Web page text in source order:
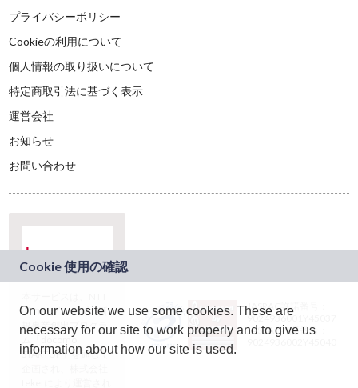
プライバシーポリシー
Cookieの利用について
個人情報の取り扱いについて
特定商取引法に基づく表示
運営会社
お知らせ
お問い合わせ
ドコモグループの新
規事業創出プログラ
ム「docomo
STARTUP」を通じて
JASRAC許諾番号：
9024936001Y45037
JASRAC許諾番号：
On our website we use some cookies. These are
necessary for our site to work properly and to give us
information about how our site is used.